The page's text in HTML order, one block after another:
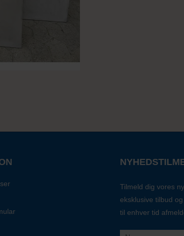
Tilmeld dig vores
eksklusive tilbud
til enhver tid